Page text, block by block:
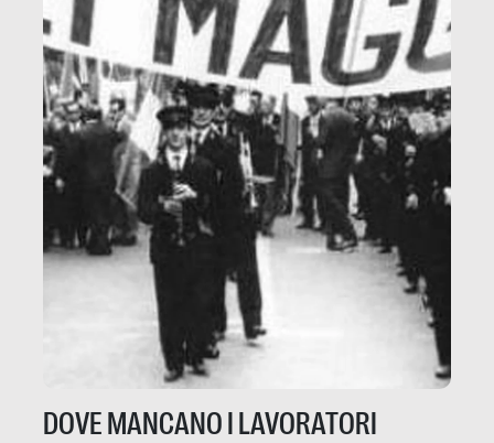
DOVE MANCANO I LAVORATORI